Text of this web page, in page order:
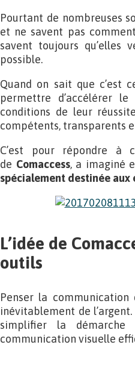
Pourtant de nombreuses
et ne savent pas
savent toujours
possible.
Quand on sait que c’est
permettre d’accélérer
conditions de leur
compétents, transparents
C’est pour répondre à
de Comaccess, a imaginé
spécialement destinée aux
L’idée de
outils
Penser la
inévitablement de
simplifier la démarche
communication visuelle